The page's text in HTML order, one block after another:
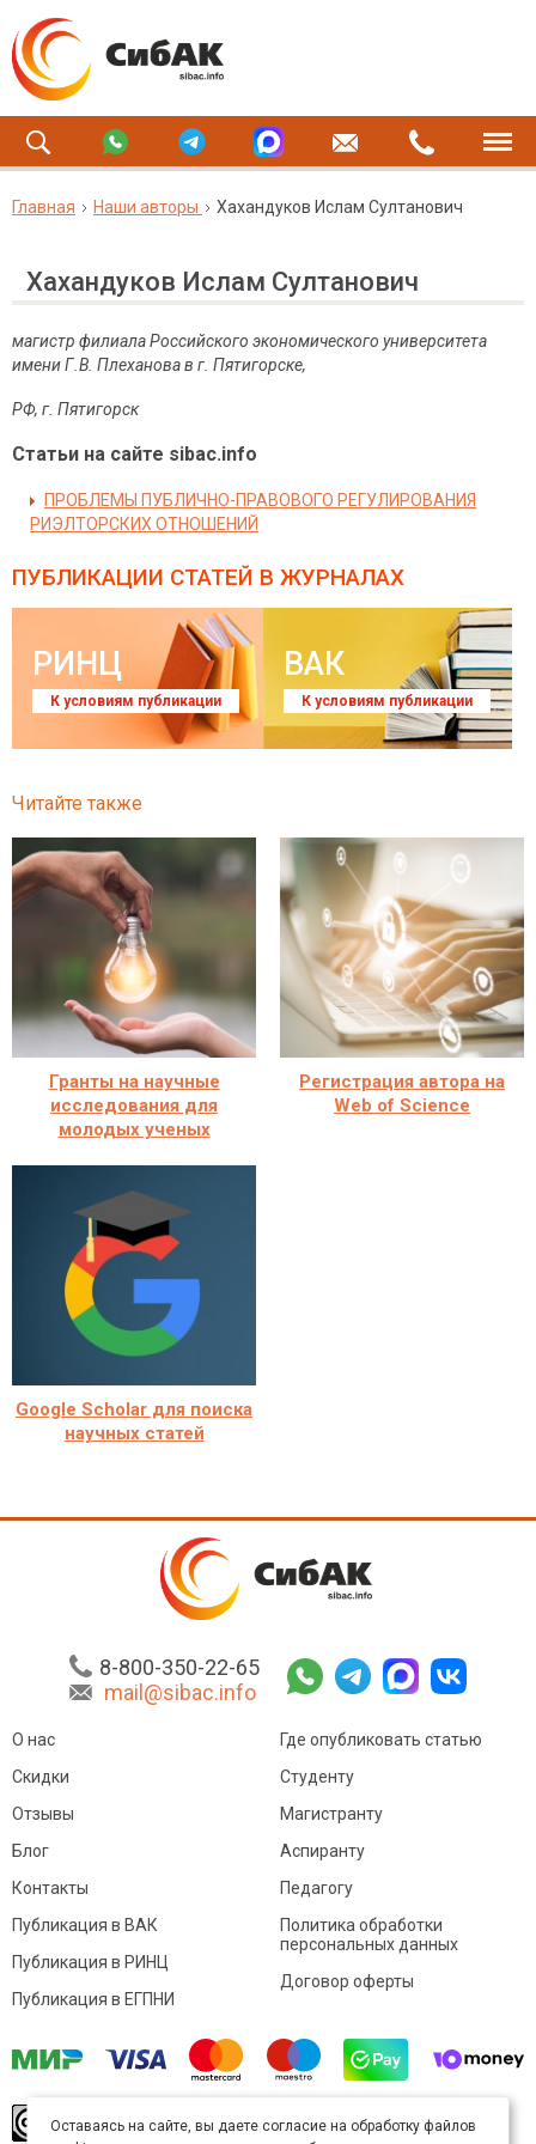
Главная Наши авторы Хахандуков Ислам Султанович
Хахандуков Ислам Султанович
магистр филиала Российского экономического университета
имени Г.В. Плеханова в г. Пятигорске,
РФ, г. Пятигорск
Статьи на сайте sibac.info
ПРОБЛЕМЫ ПУБЛИЧНО-ПРАВОВОГО РЕГУЛИРОВАНИЯ
РИЭЛТОРСКИХ ОТНОШЕНИЙ
ПУБЛИКАЦИИ СТАТЕЙ В ЖУРНАЛАХ
РИНЦ
К условиям публикации
ВАК
К условиям публикации
Читайте также
Гранты на научные
исследования для
молодых ученых
Регистрация автора на
Web of Science
Google Scholar для поиска
научных статей
8-800-350-22-65
mail@sibac.info
О нас
Скидки
Отзывы
Блог
Контакты
Где опубликовать статью
Студенту
Магистранту
Аспиранту
Педагогу
Публикация в ВАК
Публикация в РИНЦ
Публикация в ЕГПНИ
Политика обработки
персональных данных
Договор оферты
произведение доступно полицензии Creative
Оставаясь на сайте, вы даете согласие на обработку файлов